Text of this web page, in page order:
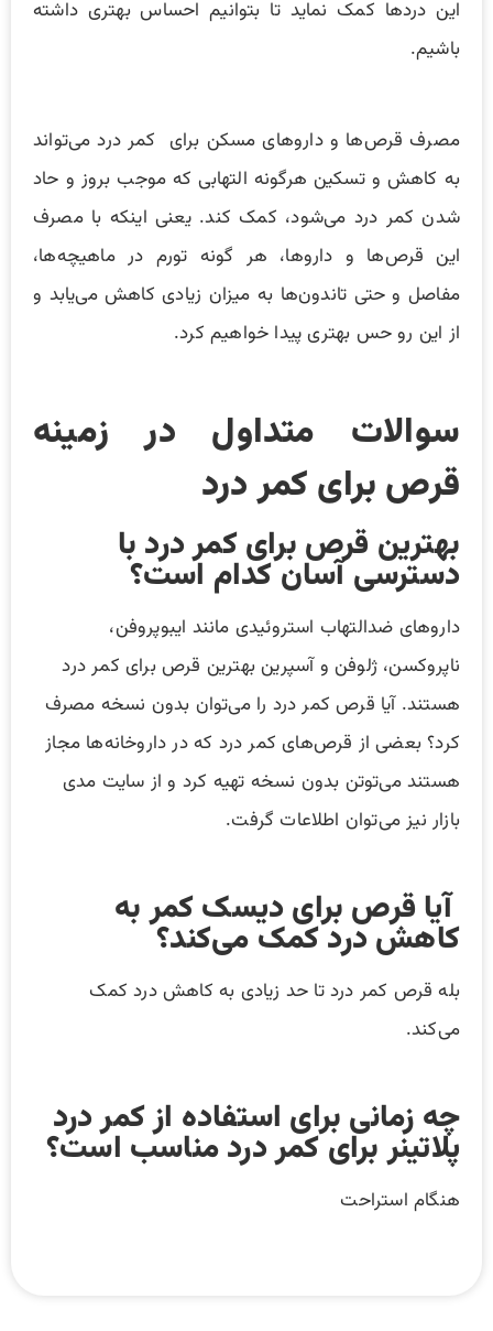
این دردها کمک نماید تا بتوانیم احساس بهتری داشته
باشیم.
مصرف قرص‌ها و داروهای مسکن برای کمر درد می‌تواند
به کاهش و تسکین هرگونه التهابی که موجب بروز و حاد
شدن کمر درد می‌شود، کمک کند. یعنی اینکه با مصرف
این قرص‌ها و داروها، هر گونه تورم در ماهیچه‌ها،
مفاصل و حتی تاندون‌ها به میزان زیادی کاهش می‌یابد و
از این رو حس بهتری پیدا خواهیم کرد.
سوالات متداول در زمینه
قرص برای کمر درد
بهترین قرص برای کمر درد با
دسترسی آسان کدام است؟
داروهای ضدالتهاب استروئیدی مانند ایبوپروفن،
ناپروکسن، ژلوفن و آسپرین بهترین قرص برای کمر درد
هستند. آیا قرص کمر درد را می‌توان بدون نسخه مصرف
کرد؟ بعضی از قرص‌های کمر درد که در داروخانه‌ها مجاز
هستند می‌توتن بدون نسخه تهیه کرد و از سایت مدی
بازار نیز می‌توان اطلاعات گرفت.
آیا قرص برای دیسک کمر به
کاهش درد کمک می‌کند؟
بله قرص کمر درد تا حد زیادی به کاهش درد کمک
می‌کند.
چه زمانی برای استفاده از کمر درد
پلاتینر برای کمر درد مناسب است؟
هنگام استراحت